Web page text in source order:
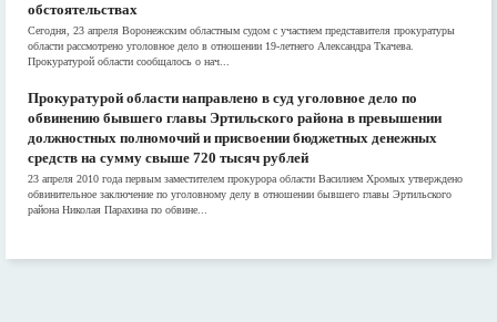
обстоятельствах
Сегодня, 23 апреля Воронежским областным судом с участием представителя прокуратуры
области рассмотрено уголовное дело в отношении 19-летнего Александра Ткачева.
Прокуратурой области сообщалось о нач...
Прокуратурой области направлено в суд уголовное дело по
обвинению бывшего главы Эртильского района в превышении
должностных полномочий и присвоении бюджетных денежных
средств на сумму свыше 720 тысяч рублей
23 апреля 2010 года первым заместителем прокурора области Василием Хромых утверждено
обвинительное заключение по уголовному делу в отношении бывшего главы Эртильского
района Николая Парахина по обвине...